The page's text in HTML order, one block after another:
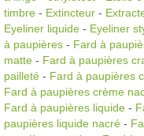
timbre - Extincteur -
Eyeliner liquide - Eyeliner
à paupières - Fard à
matte - Fard à paupières
pailleté - Fard à paupières
Fard à paupières crème
Fard à paupières liquide -
paupières liquide nacré -